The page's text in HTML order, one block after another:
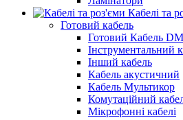
Кабелі та
Готовий кабель
Готовий Кабель
Інструментальний
Інший кабель
Кабель акустичний
Кабель Мультикор
Комутаційний
Мікрофонні кабелі